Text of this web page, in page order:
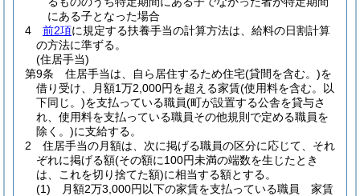
にある子となった場合
4
前2項に規定する扶養手当の計算方法は、給料の日割計算
の方法に準ずる。
(住居手当)
第9条
住居手当は、自ら居住するため住宅(貸間を含む。)を
借り受け、月額1万2,000円を超える家賃(使用料を含む。以
下同じ。)を支払っている職員(町が設置する公舎を貸与さ
れ、使用料を支払っている職員その他規則で定める職員を
除く。)に支給する。
2
住居手当の月額は、次に掲げる職員の区分に応じて、それ
ぞれに掲げる額(その額に100円未満の端数を生じたとき
は、これを切り捨てた額)に相当する額とする。
(1)
月額2万3,000円以下の家賃を支払っている職員 家賃